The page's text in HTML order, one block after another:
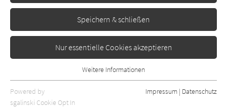
Speichern & schließen
Nur essentielle Cookies akzeptieren
Essentielle Cookies werden für grundlegende Funktionen der
Webseite benötigt. Dadurch ist gewährleistet, dass die Webseite
Weitere Informationen
Powered by
sgalinski Cookie Opt In
Impressum | Datenschutz